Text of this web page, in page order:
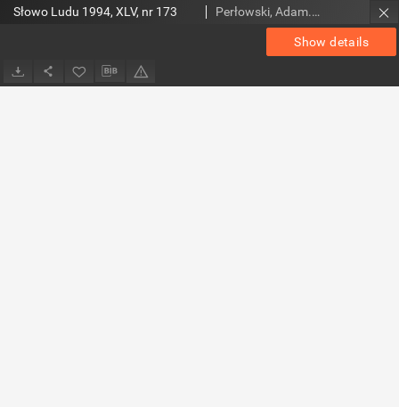
Show details
Słowo Ludu 1994, XLV, nr 173 Perłowski, Adam. Red.